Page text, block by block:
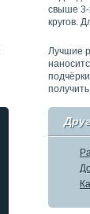
свыше 3-
кругов.
Лучшие